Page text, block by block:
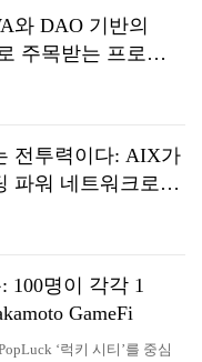
와 DAO 기반의
주목받는 프로젝
전투력이다: AIX가
파워 네트워크로
100명이 각각 1
GameFi
‘럭키 시티’를 중심